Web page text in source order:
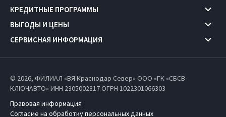
КРЕДИТНЫЕ ПРОГРАММЫ
ВЫГОДЫ И ЦЕНЫ
СЕРВИСНАЯ ИНФОРМАЦИЯ
© 2026, ФИЛИАЛ «ВЯ Краснодар Север» ООО «ГК «СБСВ-
КЛЮЧАВТО» ИНН 2305002817ОГРН 1022301066303
Правовая информация
Согласие на обработку персональных данных